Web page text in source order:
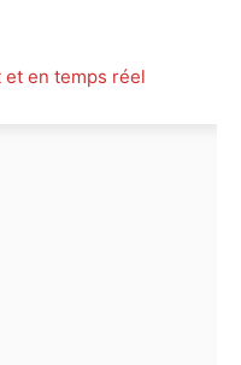
et en temps réel